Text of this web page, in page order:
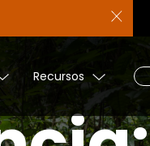
Recursos